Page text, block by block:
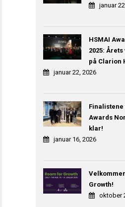
januar
HSMAI
2025:
på Clarion
januar 22, 2026
Finalistene
Awards
klar!
januar 16, 2026
Growth!
oktober